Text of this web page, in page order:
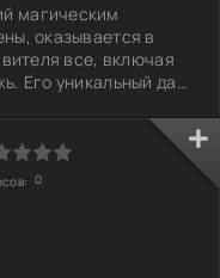
магическим
оказывается в
все, включая
Его уникальный дар
он решает
где правда под
стать опасными. Что
с самыми
0